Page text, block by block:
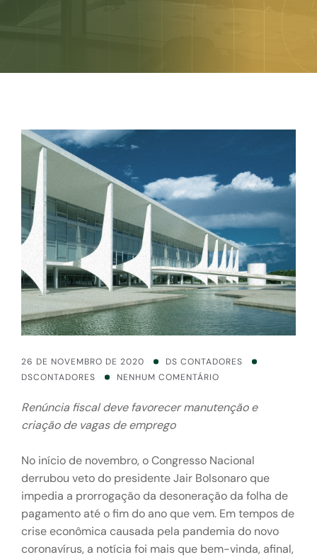
26 DE NOVEMBRO DE 2020
DS CONTADORES
DSCONTADORES
NENHUM COMENTÁRIO
Renúncia fiscal deve favorecer manutenção e
criação de vagas de emprego
No início de novembro, o Congresso Nacional
derrubou veto do presidente Jair Bolsonaro que
impedia a prorrogação da desoneração da folha de
pagamento até o fim do ano que vem. Em tempos de
crise econômica causada pela pandemia do novo
coronavírus, a notícia foi mais que bem-vinda, afinal,